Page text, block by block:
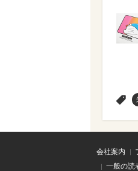
会社案内
一般の読